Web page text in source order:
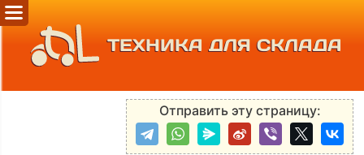
ТЕХНИКА ДЛЯ СКЛАДА
Отправить эту страницу: